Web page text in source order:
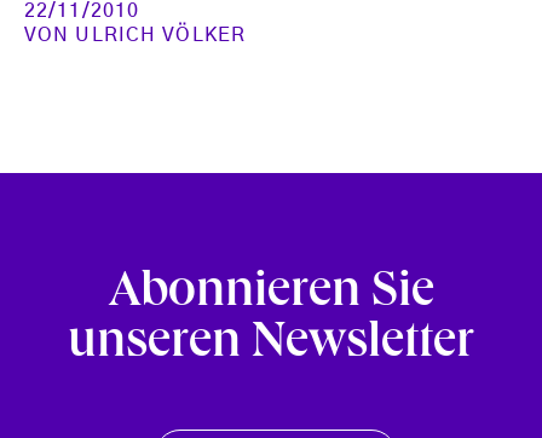
22/11/2010
VON ULRICH VÖLKER
Abonnieren Sie
unseren Newsletter